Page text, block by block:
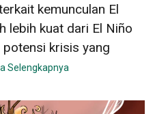
kemunculan El
lebih kuat dari El Niño
krisis yang
Selengkapnya